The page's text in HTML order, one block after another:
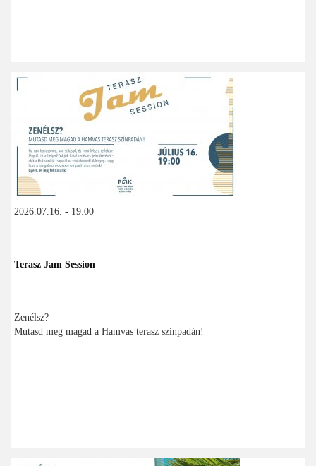
2026.07.16. - 19:00
Terasz Jam Session
Zenélsz?
Mutasd meg magad a Hamvas terasz színpadán!